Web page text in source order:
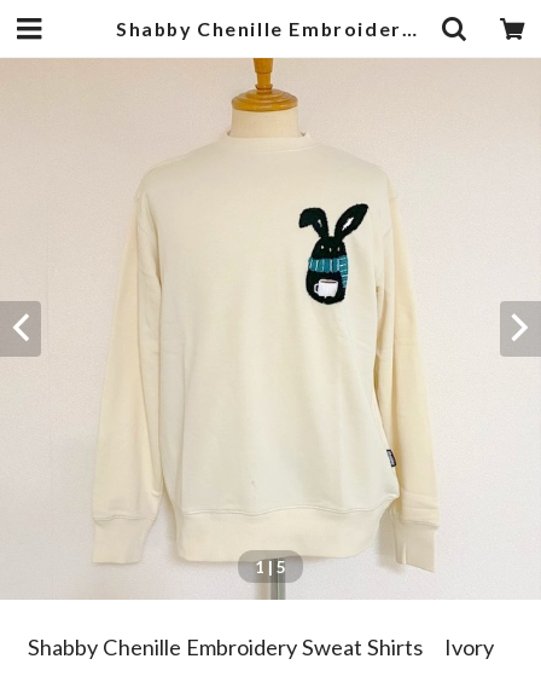
Shabby Chenille Embroidery Sweat Shirts Ivory | 武蔵小杉のセレクトショップ【ナクール】-nakool-
1 | 5
Shabby Chenille Embroidery Sweat Shirts Ivory